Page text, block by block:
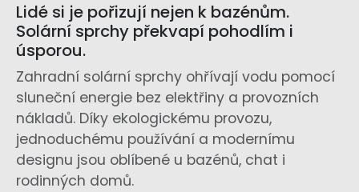
Lidé si je pořizují nejen k bazénům.
Solární sprchy překvapí pohodlím i
úsporou.
Zahradní solární sprchy ohřívají vodu pomocí
sluneční energie bez elektřiny a provozních
nákladů. Díky ekologickému provozu,
jednoduchému používání a modernímu
designu jsou oblíbené u bazénů, chat i
rodinných domů.